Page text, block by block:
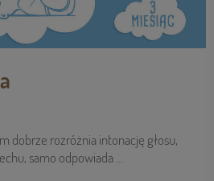
dobrze rozróżnia intonację głosu,
samo odpowiada ...